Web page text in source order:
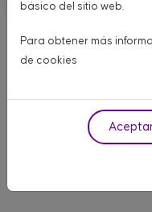
básico del sitio web.
Para obtener más
de cookies